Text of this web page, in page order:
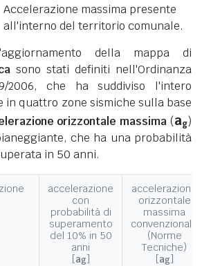
Accelerazione massima presente
all'interno del territorio comunale.
della mappa di
sono stati definiti nell'Ordinanza
2006, che ha suddiviso l'intero
quattro zone sismiche sulla base
orizzontale massima (ag)
che ha una probabilità
in 50 anni.
accelerazione
con
probabilità di
superamento
del 10% in 50
anni
[ag]
accelerazione
orizzontale
massima
convenzionale
(Norme
Tecniche)
[ag]